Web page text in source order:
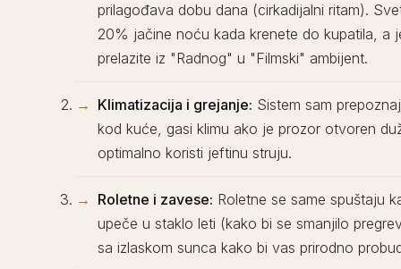
prilagođava dobu dana (cirkadijalni ritam).
20% jačine noću kada krenete do kupatila, a
prelazite iz "Radnog" u "Filmski" ambijent.
Klimatizacija i grejanje: Sistem sam
kod kuće, gasi klimu ako je prozor otvoren
optimalno koristi jeftinu struju.
Roletne i zavese: Roletne se same spuštaju
upeče u staklo leti (kako bi se smanjilo
sa izlaskom sunca kako bi vas prirodno